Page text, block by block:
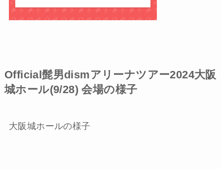
Official髭男dismアリーナツアー2024大阪
城ホール(9/28) 会場の様子
大阪城ホールの様子